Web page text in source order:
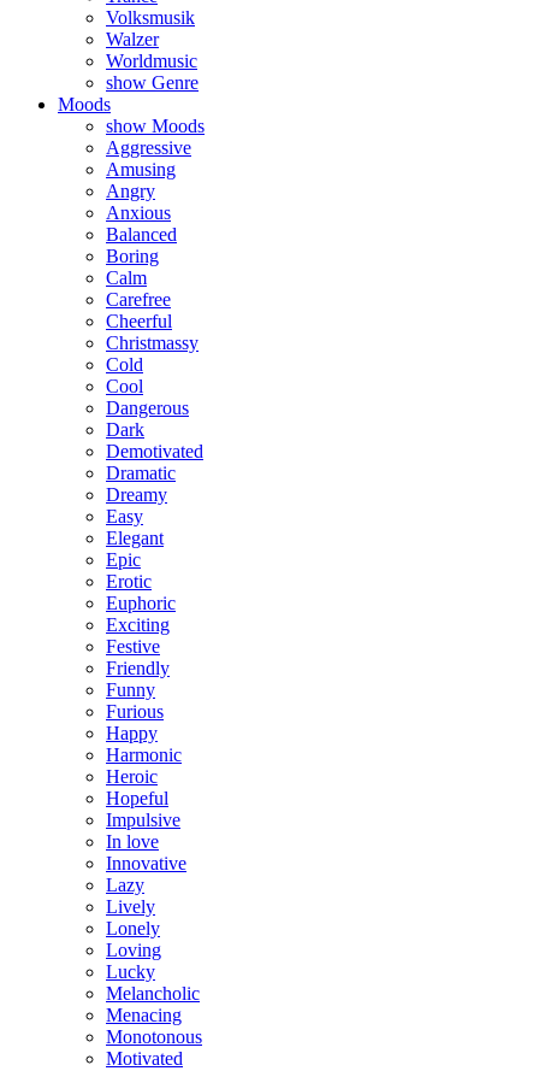
Volksmusik
Walzer
Worldmusic
show Genre
Moods
show Moods
Aggressive
Amusing
Angry
Anxious
Balanced
Boring
Calm
Carefree
Cheerful
Christmassy
Cold
Cool
Dangerous
Dark
Demotivated
Dramatic
Dreamy
Easy
Elegant
Epic
Erotic
Euphoric
Exciting
Festive
Friendly
Funny
Furious
Happy
Harmonic
Heroic
Hopeful
Impulsive
In love
Innovative
Lazy
Lively
Lonely
Loving
Lucky
Melancholic
Menacing
Monotonous
Motivated